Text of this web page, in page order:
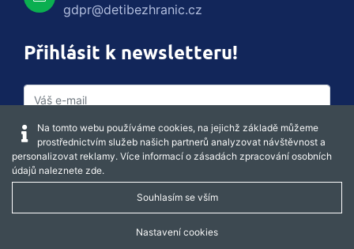
gdpr@detibezhranic.cz
Přihlásit k newsletteru!
Captcha obnovit
Na tomto webu používáme cookies, na jejichž základě můžeme
prostřednictvím služeb našich partnerů analyzovat návštěvnost a
personalizovat reklamy. Více informací o zásadách zpracování osobních
údajů naleznete zde.
Souhlasím se vším
Nastavení cookies